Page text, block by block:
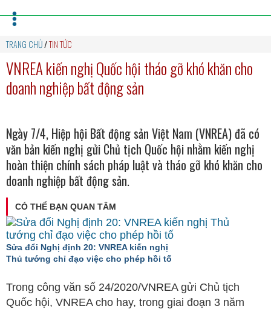
TRANG CHỦ/TIN TỨC
VNREA kiến nghị Quốc hội tháo gỡ khó khăn cho
doanh nghiệp bất động sản
Ngày 7/4, Hiệp hội Bất động sản Việt Nam (VNREA) đã có
văn bản kiến nghị gửi Chủ tịch Quốc hội nhằm kiến nghị
hoàn thiện chính sách pháp luật và tháo gỡ khó khăn cho
doanh nghiệp bất động sản.
CÓ THỂ BẠN QUAN TÂM
Sửa đổi Nghị định 20: VNREA kiến nghị
Thủ tướng chỉ đạo việc cho phép hồi tố
Trong công văn số 24/2020/VNREA gửi Chủ tịch
Quốc hội, VNREA cho hay, trong giai đoạn 3 năm